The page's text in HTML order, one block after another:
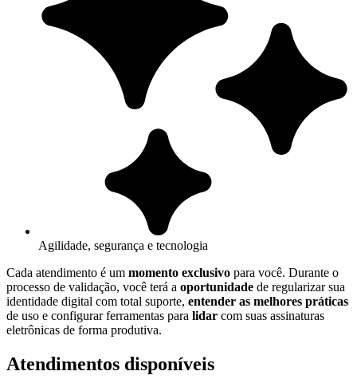
Agilidade, segurança e tecnologia
Cada atendimento é um momento exclusivo para você. Durante o
processo de validação, você terá a oportunidade de regularizar sua
identidade digital com total suporte, entender as melhores práticas
de uso e configurar ferramentas para lidar com suas assinaturas
eletrônicas de forma produtiva.
Atendimentos disponíveis